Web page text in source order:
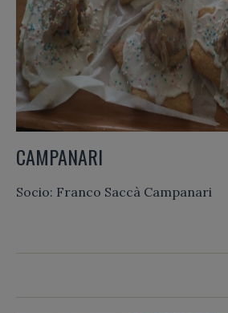
CAMPANARI
Socio: Franco Saccà Campanari